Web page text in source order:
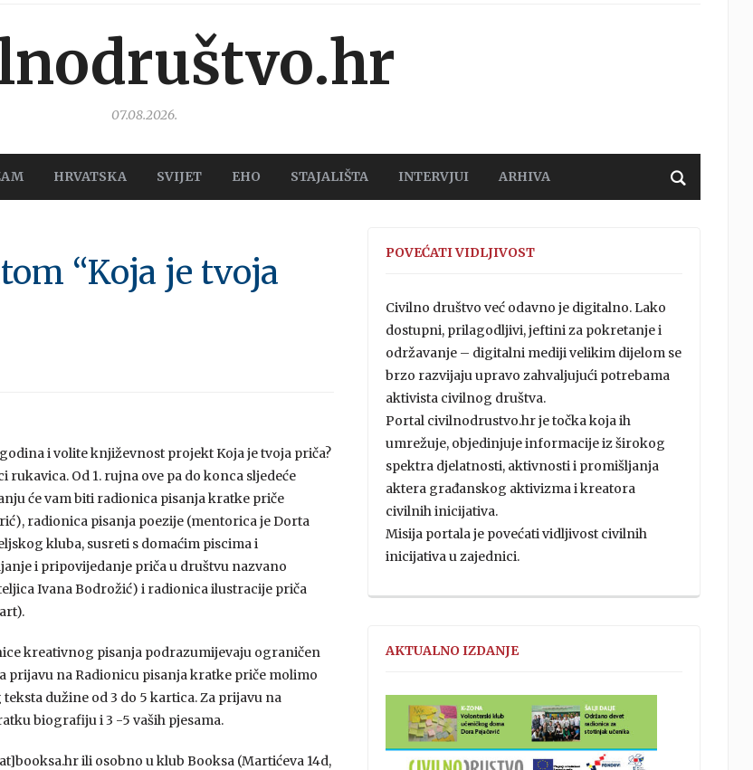
07.08.2026.
HRVATSKA SVIJET EHO STAJALIŠTA INTERVJUI ARHIVA
“Koja je tvoja
i volite književnost projekt Koja je tvoja priča?
rukavica. Od 1. rujna ove pa do konca sljedeće
će vam biti radionica pisanja kratke priče
radionica pisanja poezije (mentorica je Dorta
kluba, susreti s domaćim piscima i
i pripovijedanje priča u društvu nazvano
Ivana Bodrožić) i radionica ilustracije priča
kreativnog pisanja podrazumijevaju ograničen
prijavu na Radionicu pisanja kratke priče molimo
dužine od 3 do 5 kartica. Za prijavu na
biografiju i 3 -5 vaših pjesama.
ili osobno u klub Booksa (Martićeva 14d,
POVEĆATI VIDLJIVOST
Civilno društvo već odavno je digitalno. Lako
dostupni, prilagodljivi, jeftini za pokretanje i
održavanje – digitalni mediji velikim dijelom se
brzo razvijaju upravo zahvaljujući potrebama
aktivista civilnog društva.
Portal civilnodrustvo.hr je točka koja ih
umrežuje, objedinjuje informacije iz širokog
spektra djelatnosti, aktivnosti i promišljanja
aktera građanskog aktivizma i kreatora
civilnih inicijativa.
Misija portala je povećati vidljivost civilnih
inicijativa u zajednici.
AKTUALNO IZDANJE